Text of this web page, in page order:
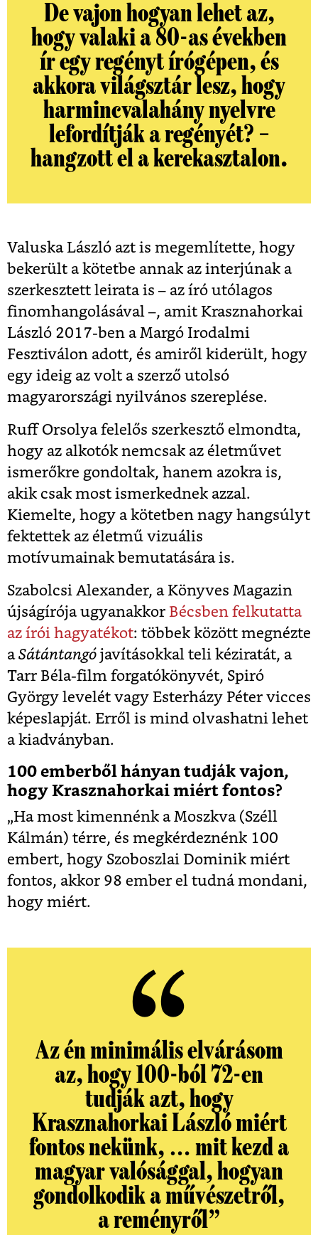
De vajon hogyan lehet az,
hogy valaki a 80-as években
ír egy regényt írógépen, és
akkora világsztár lesz, hogy
harmincvalahány nyelvre
lefordítják a regényét? –
hangzott el a kerekasztalon.
Valuska László azt is megemlítette, hogy
bekerült a kötetbe annak az interjúnak a
szerkesztett leirata is – az író utólagos
finomhangolásával –, amit Krasznahorkai
László 2017-ben a Margó Irodalmi
Fesztiválon adott, és amiről kiderült, hogy
egy ideig az volt a szerző utolsó
magyarországi nyilvános szereplése.
Ruff Orsolya felelős szerkesztő elmondta,
hogy az alkotók nemcsak az életművet
ismerőkre gondoltak, hanem azokra is,
akik csak most ismerkednek azzal.
Kiemelte, hogy a kötetben nagy hangsúlyt
fektettek az életmű vizuális
motívumainak bemutatására is.
Szabolcsi Alexander, a Könyves Magazin
újságírója ugyanakkor Bécsben felkutatta
az írói hagyatékot: többek között megnézte
aSátántangó javításokkal teli kéziratát, a
Tarr Béla-film forgatókönyvét, Spiró
György levelét vagy Esterházy Péter vicces
képeslapját. Erről is mind olvashatni lehet
a kiadványban.
100 emberből hányan tudják vajon,
hogy Krasznahorkai miért fontos?
„Ha most kimennénk a Moszkva (Széll
Kálmán) térre, és megkérdeznénk 100
embert, hogy Szoboszlai Dominik miért
fontos, akkor 98 ember el tudná mondani,
hogy miért.
Az én minimális elvárásom
az, hogy 100-ból 72-en
tudják azt, hogy
Krasznahorkai László miért
fontos nekünk, … mit kezd a
magyar valósággal, hogyan
gondolkodik a művészetről,
a reményről”